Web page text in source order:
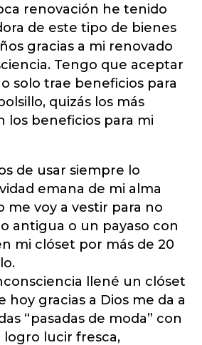
renovación he tenido
de este tipo de bienes
gracias a mi renovado
Tengo que aceptar
solo trae beneficios para
quizás los más
los beneficios para mi
de usar siempre lo
emana de mi alma
me voy a vestir para no
antigua o un payaso con
mi clóset por más de 20
llené un clóset
hoy gracias a Dios me da a
“pasadas de moda” con
logro lucir fresca,